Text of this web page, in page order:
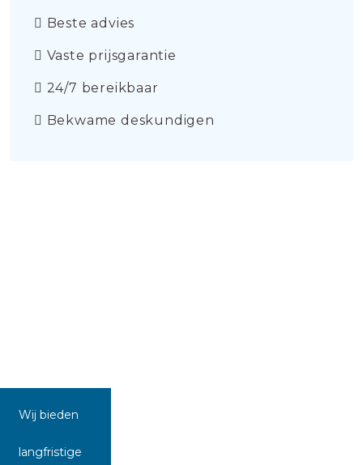
Beste advies
Vaste prijsgarantie
24/7 bereikbaar
Bekwame deskundigen
Wij bieden
langfristige